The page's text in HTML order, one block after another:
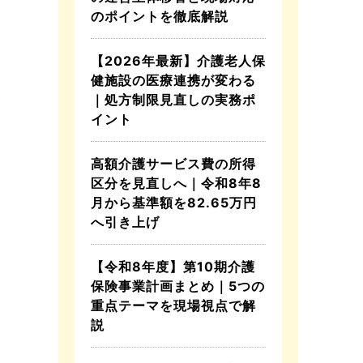
のポイントを徹底解説
【2026年最新】介護老人保
健施設の医療連携が変わる
｜処方制限見直しの実務ポ
イント
高額介護サービス費の所得
区分を見直しへ｜令和8年8
月から基準額を82.65万円
へ引き上げ
【令和8年度】第10期介護
保険事業計画まとめ｜5つの
重点テーマを現場視点で解
説